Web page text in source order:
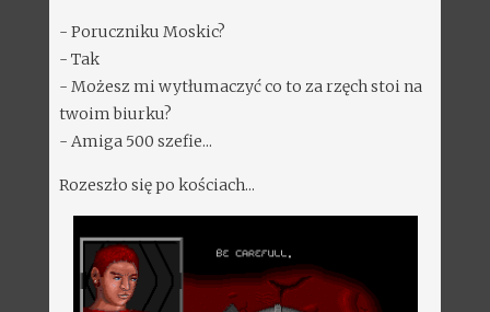
- Poruczniku Moskic?
- Tak
- Możesz mi wytłumaczyć co to za rzęch stoi na
twoim biurku?
- Amiga 500 szefie...
Rozeszło się po kościach...